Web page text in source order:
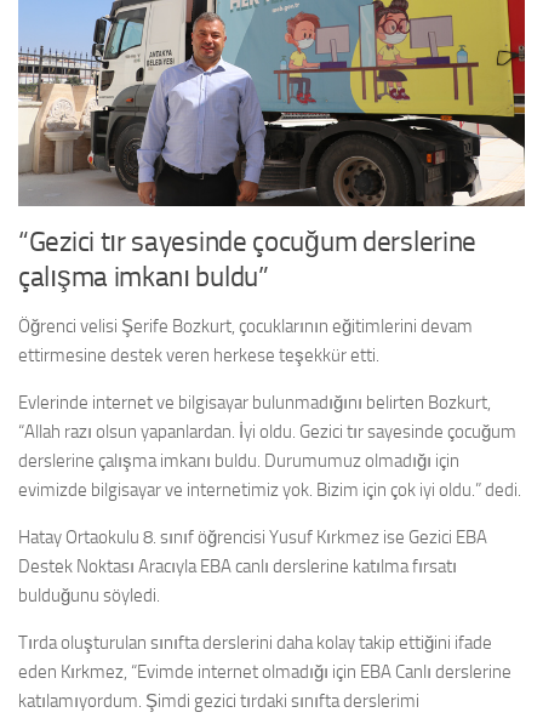
“Gezici tır sayesinde çocuğum derslerine
çalışma imkanı buldu”
Öğrenci velisi Şerife Bozkurt, çocuklarının eğitimlerini devam
ettirmesine destek veren herkese teşekkür etti.
Evlerinde internet ve bilgisayar bulunmadığını belirten Bozkurt,
“Allah razı olsun yapanlardan. İyi oldu. Gezici tır sayesinde çocuğum
derslerine çalışma imkanı buldu. Durumumuz olmadığı için
evimizde bilgisayar ve internetimiz yok. Bizim için çok iyi oldu.” dedi.
Hatay Ortaokulu 8. sınıf öğrencisi Yusuf Kırkmez ise Gezici EBA
Destek Noktası Aracıyla EBA canlı derslerine katılma fırsatı
bulduğunu söyledi.
Tırda oluşturulan sınıfta derslerini daha kolay takip ettiğini ifade
eden Kırkmez, “Evimde internet olmadığı için EBA Canlı derslerine
katılamıyordum. Şimdi gezici tırdaki sınıfta derslerimi